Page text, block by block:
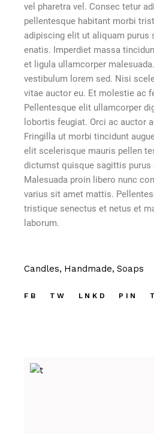
vel pharetra vel. Consec tetur
pellentesque habitant morbi
adipiscing elit ut aliquam purus
enatis. Imperdiet massa
et ligula ullamcorper
vestibulum lorem sed. Nisi
vitae auctor eu. Et molestie ac
Pellentesque elit ullamcorper
lobortis feugiat. Orci ac auctor
Fringilla ut morbi tincidunt
elit scelerisque mauris pellen
dictumst quisque sagittis purus
Malesuada proin libero nunc
varius sit amet mattis.
tristique senectus et netus et
laborum.
Candles Handmade Soaps
FB TW LNKD PIN